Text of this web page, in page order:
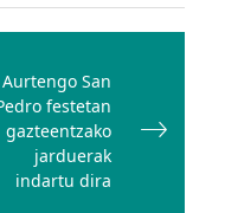
Aurtengo San
festetan
gazteentzako
jarduerak
indartu dira